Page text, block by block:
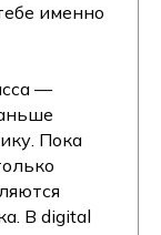
именно
—
Пока
В digital